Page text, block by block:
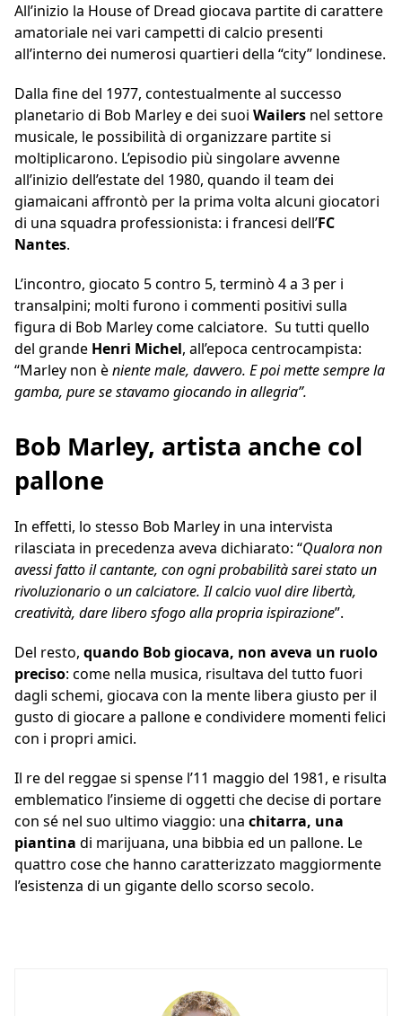
All’inizio la House of Dread giocava partite di carattere
amatoriale nei vari campetti di calcio presenti
all’interno dei numerosi quartieri della “city” londinese.
Dalla fine del 1977, contestualmente al successo
planetario di Bob Marley e dei suoi Wailers nel settore
musicale, le possibilità di organizzare partite si
moltiplicarono. L’episodio più singolare avvenne
all’inizio dell’estate del 1980, quando il team dei
giamaicani affrontò per la prima volta alcuni giocatori
di una squadra professionista: i francesi dell’FC
Nantes.
L’incontro, giocato 5 contro 5, terminò 4 a 3 per i
transalpini; molti furono i commenti positivi sulla
figura di Bob Marley come calciatore. Su tutti quello
del grande Henri Michel, all’epoca centrocampista:
“Marley non èniente male, davvero. E poi mette sempre la
gamba, pure se stavamo giocando in allegria”.
Bob Marley, artista anche col
pallone
In effetti, lo stesso Bob Marley in una intervista
rilasciata in precedenza aveva dichiarato: “Qualora non
avessi fatto il cantante, con ogni probabilità sarei stato un
rivoluzionario o un calciatore. Il calcio vuol dire libertà,
creatività, dare libero sfogo alla propria ispirazione”.
Del resto, quando Bob giocava, non aveva un ruolo
preciso: come nella musica, risultava del tutto fuori
dagli schemi, giocava con la mente libera giusto per il
gusto di giocare a pallone e condividere momenti felici
con i propri amici.
Il re del reggae si spense l’11 maggio del 1981, e risulta
emblematico l’insieme di oggetti che decise di portare
con sé nel suo ultimo viaggio: una chitarra, una
piantina di marijuana, una bibbia ed un pallone. Le
quattro cose che hanno caratterizzato maggiormente
l’esistenza di un gigante dello scorso secolo.